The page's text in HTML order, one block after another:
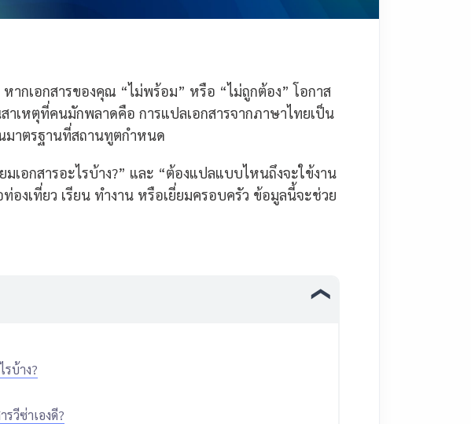
ากเอกสารของคุณ “ไม่พร้อม” หรือ “ไม่ถูกต้อง” โอกาส
าเหตุที่คนมักพลาดคือ การแปลเอกสารจากภาษาไทยเป็น
มาตรฐานที่สถานทูตกำหนด
เอกสารอะไรบ้าง?” และ “ต้องแปลแบบไหนถึงจะใข้งาน
องเที่ยว เรียน ทำงาน หรือเยี่ยมครอบครัว ข้อมูลนี้จะช่วย
บ้าง?
วีซ่าเองดี?